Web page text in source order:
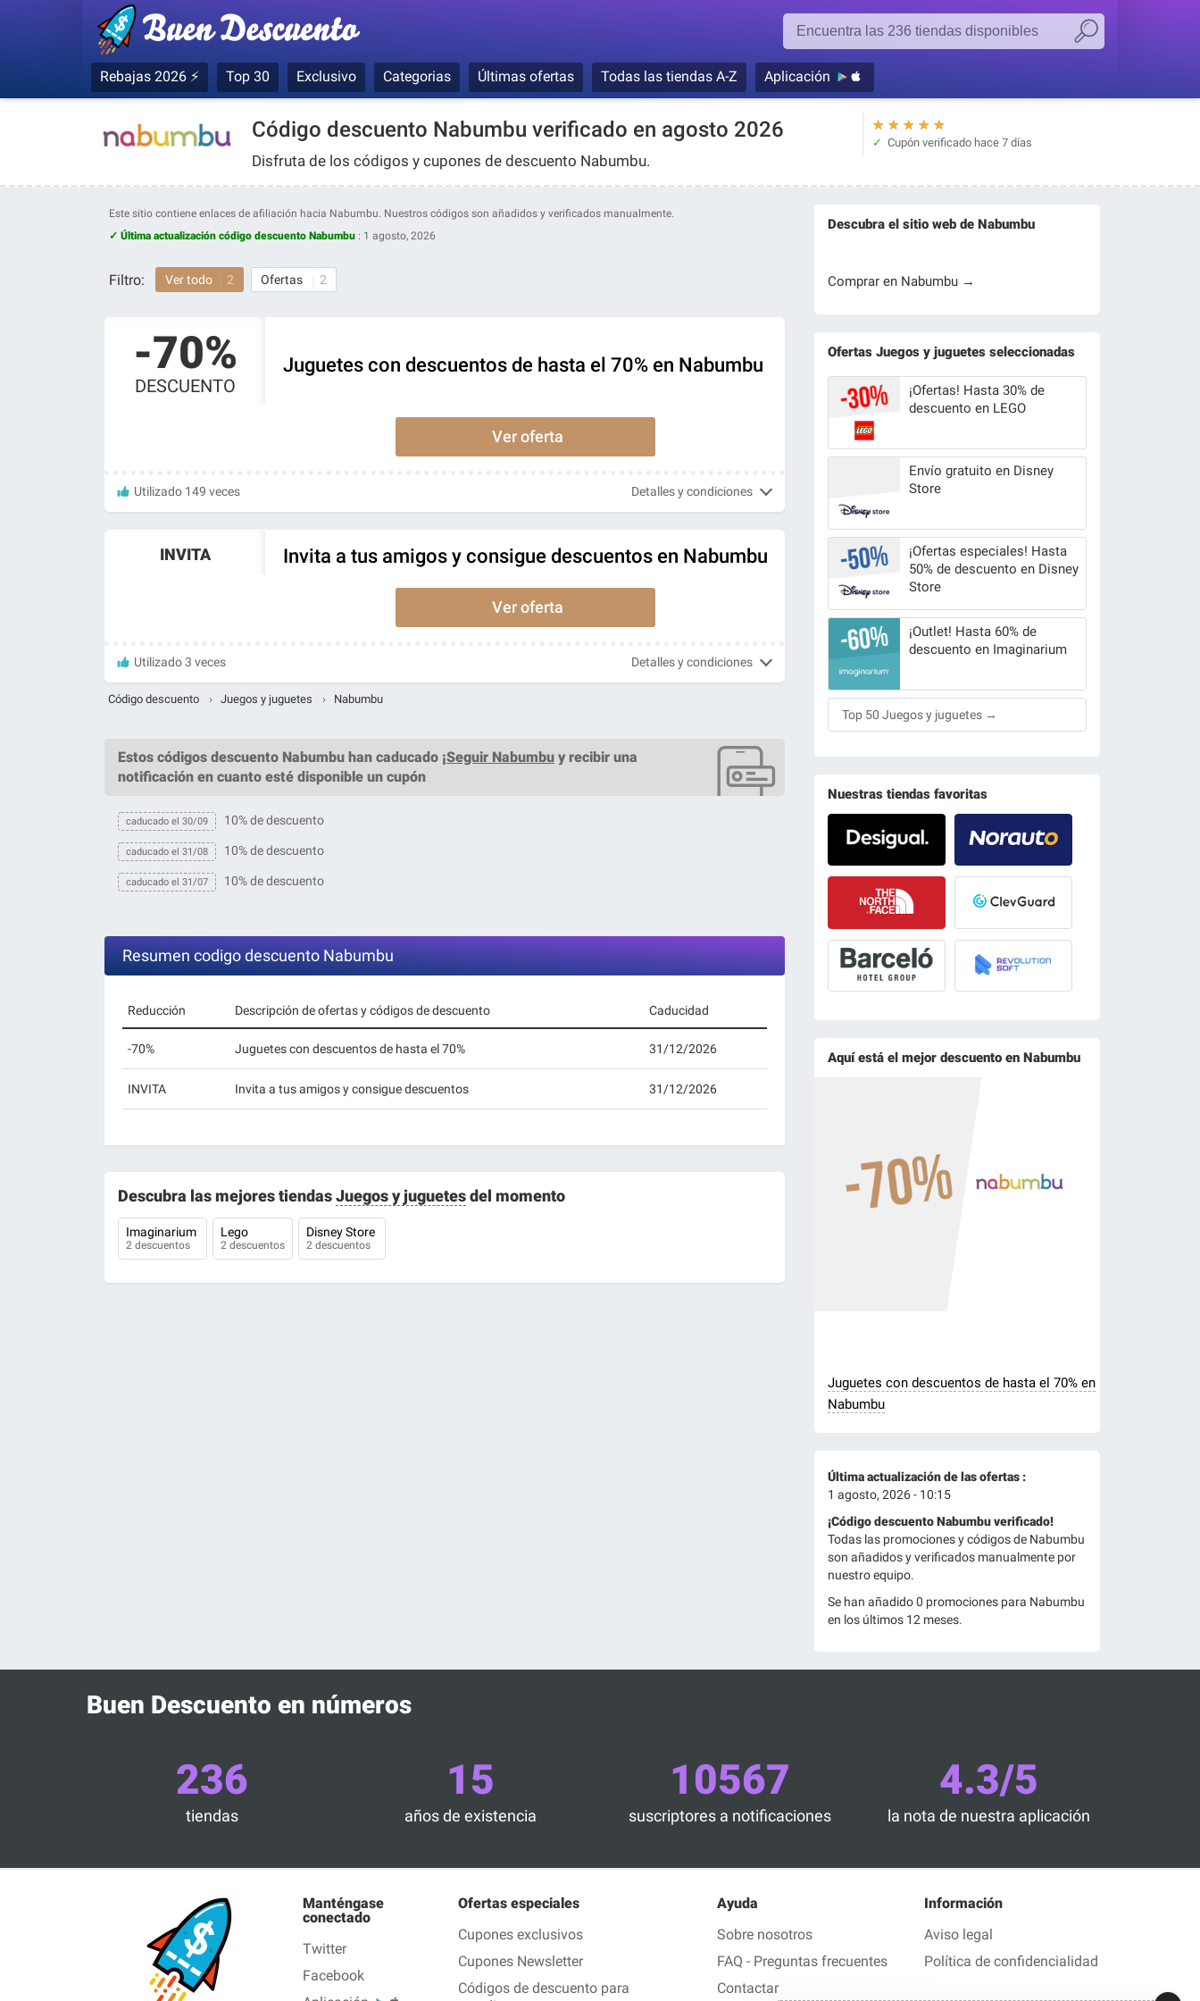
Rebajas 2026 ⚡ Top 30 Exclusivo Categorias Últimas ofertas Todas las tiendas A-Z Aplicación
Código descuento Nabumbu verificado en agosto 2026
Disfruta de los códigos y cupones de descuento Nabumbu.
★
★
★
★
★
Cupón verificado hace 7 días
Este sitio contiene enlaces de afiliación hacia Nabumbu. Nuestros códigos son añadidos y verificados manualmente.
✓ Última actualización código descuento Nabumbu : 1 agosto, 2026
Filtro: Ver todo 2 Ofertas 2
-70%
DESCUENTO
Juguetes con descuentos de hasta el 70% en Nabumbu
Ver oferta
Utilizado 149 veces Detalles y condiciones
INVITA Invita a tus amigos y consigue descuentos en Nabumbu
Ver oferta
Utilizado 3 veces Detalles y condiciones
Código descuento › Juegos y juguetes › Nabumbu
Estos códigos descuento Nabumbu han caducado ¡Seguir Nabumbu y recibir una
notificación en cuanto esté disponible un cupón
caducado el 30/09 10% de descuento
caducado el 31/08 10% de descuento
caducado el 31/07 10% de descuento
Resumen codigo descuento Nabumbu
Reducción Descripción de ofertas y códigos de descuento Caducidad
-70% Juguetes con descuentos de hasta el 70% 31/12/2026
INVITA Invita a tus amigos y consigue descuentos 31/12/2026
Descubra las mejores tiendasJuegos y juguetesdel momento
Imaginarium
2 descuentos
Lego
2 descuentos
Disney Store
2 descuentos
Descubra el sitio web de Nabumbu
Comprar en Nabumbu →
Ofertas Juegos y juguetes seleccionadas
¡Ofertas! Hasta 30% de
descuento en LEGO
Envío gratuito en Disney
Store
¡Ofertas especiales! Hasta
50% de descuento en Disney
Store
¡Outlet! Hasta 60% de
descuento en Imaginarium
Top 50 Juegos y juguetes →
Nuestras tiendas favoritas
Aquí está el mejor descuento en Nabumbu
Juguetes con descuentos de hasta el 70% en
Nabumbu
Última actualización de las ofertas :
1 agosto, 2026 - 10:15
¡Código descuento Nabumbu verificado!
Todas las promociones y códigos de Nabumbu
son añadidos y verificados manualmente por
nuestro equipo.
Se han añadido 0 promociones para Nabumbu
en los últimos 12 meses.
Buen Descuento en números
236
tiendas
15
años de existencia
10567
suscriptores a notificaciones
4.3/5
la nota de nuestra aplicación
Manténgase
conectado
Twitter
Facebook
Ofertas especiales
Cupones exclusivos
Cupones Newsletter
Códigos de descuento para
Ayuda
Sobre nosotros
FAQ - Preguntas frecuentes
Contactar
Información
Aviso legal
Política de confidencialidad